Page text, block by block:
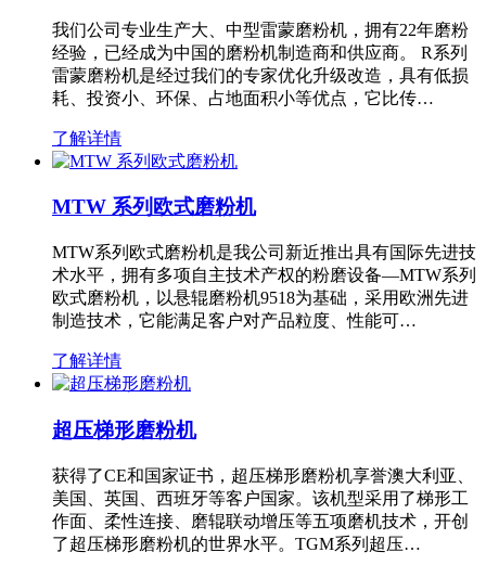
我们公司专业生产大、中型雷蒙磨粉机，拥有22年磨粉
经验，已经成为中国的磨粉机制造商和供应商。 R系列
雷蒙磨粉机是经过我们的专家优化升级改造，具有低损
耗、投资小、环保、占地面积小等优点，它比传…
了解详情
MTW 系列欧式磨粉机
MTW系列欧式磨粉机是我公司新近推出具有国际先进技
术水平，拥有多项自主技术产权的粉磨设备—MTW系列
欧式磨粉机，以悬辊磨粉机9518为基础，采用欧洲先进
制造技术，它能满足客户对产品粒度、性能可…
了解详情
超压梯形磨粉机
获得了CE和国家证书，超压梯形磨粉机享誉澳大利亚、
美国、英国、西班牙等客户国家。该机型采用了梯形工
作面、柔性连接、磨辊联动增压等五项磨机技术，开创
了超压梯形磨粉机的世界水平。TGM系列超压…